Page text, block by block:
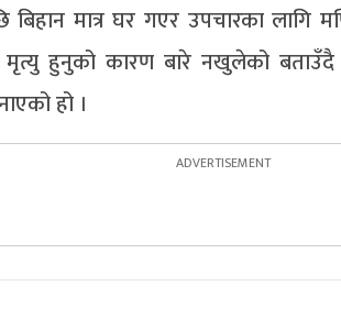
मात्र घर गएर उपचारका लागि
हुनुको कारण बारे नखुलेको बताउँदै
हो ।